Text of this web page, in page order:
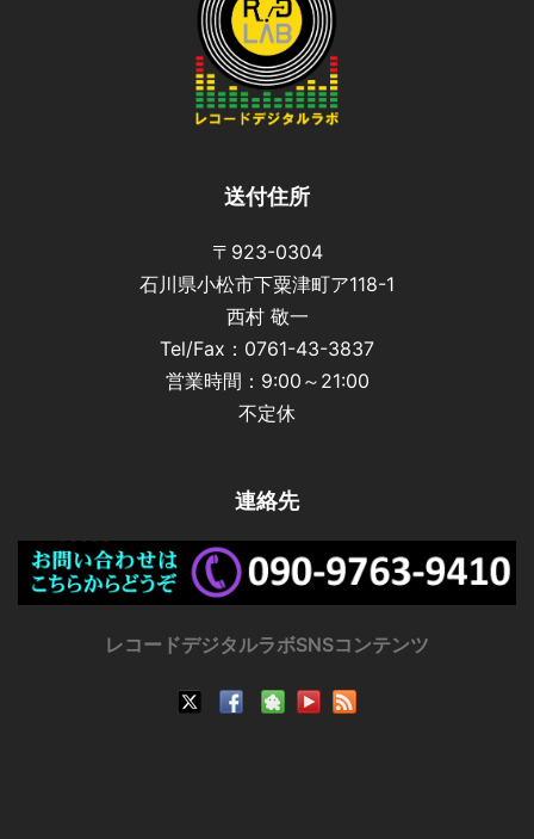
送付住所
〒923-0304
石川県小松市下粟津町ア118-1
西村 敬一
Tel/Fax：0761-43-3837
営業時間：9:00～21:00
不定休
連絡先
レコードデジタルラボSNSコンテンツ